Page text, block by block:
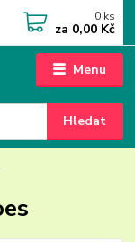
Menu
Hledat
0 ks
za 0,00 Kč